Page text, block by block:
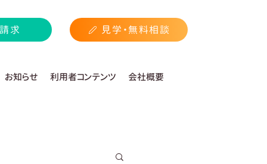
求 見学・無料相談
お知らせ 利用者コンテンツ 会社概要